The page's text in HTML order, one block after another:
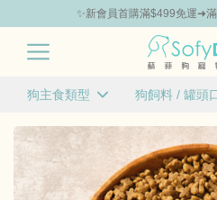
✨新會員首購滿$499免運➜
運 | 狗狗體驗組 品牌組合包86折起
狗主食類型
小顆粒飼料
清除
狗飼料 / 罐頭